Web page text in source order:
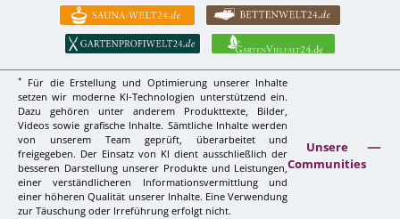
*
Für die Erstellung und Optimierung unserer Inhalte
setzen wir moderne KI-Technologien unterstützend ein.
Dazu gehören unter anderem Produkttexte, Bilder,
Videos sowie grafische Inhalte. Sämtliche Inhalte werden
von unserem Team geprüft, überarbeitet und
freigegeben. Der Einsatz von KI dient ausschließlich der
besseren Darstellung unserer Produkte und Leistungen,
einer verständlicheren Informationsvermittlung und
einer höheren Qualität unserer Inhalte. Eine Verwendung
zur Täuschung oder Irreführung erfolgt nicht.
Unsere
Communities